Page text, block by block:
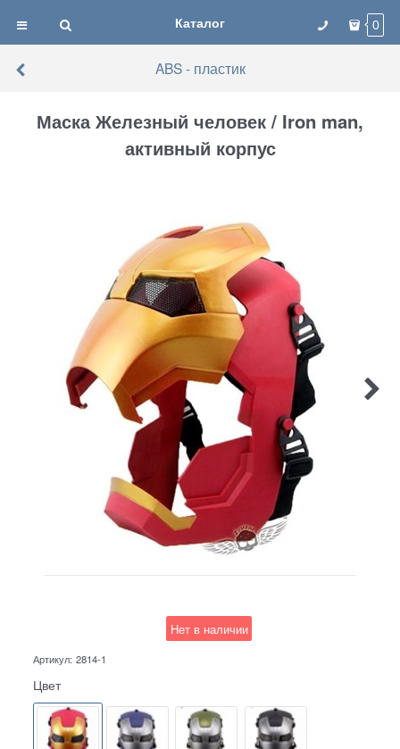
Каталог 0
ABS - пластик
Маска Железный человек / Iron man,
активный корпус
Нет в наличии
Артикул: 2814-1
Цвет